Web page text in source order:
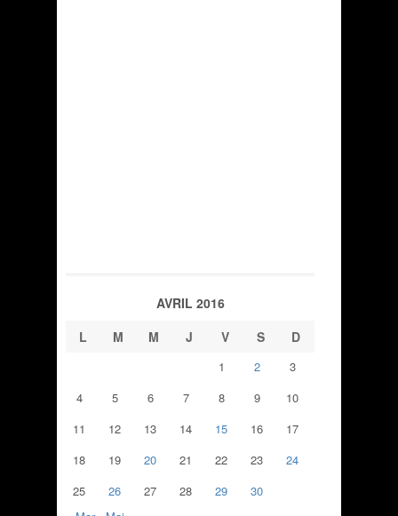
AVRIL 2016
L
M M J V S D
1 2
3
4
5 6 7 8 9
10
11
12 13 14 15 16
17
18
19 20 21 22 23
24
25
26 27 28 29
30